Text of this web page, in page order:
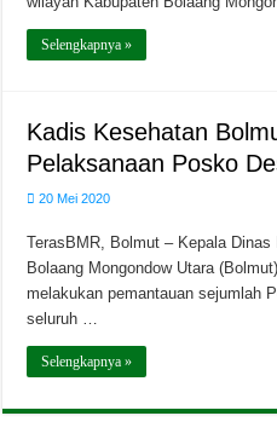
Selengkapnya »
Kadis Kesehatan
Pelaksanaan Posko
20 Mei 2020
TerasBMR, Bolmut – Kepala
Bolaang Mongondow Utara
melakukan pemantauan sejumlah
seluruh …
Selengkapnya »